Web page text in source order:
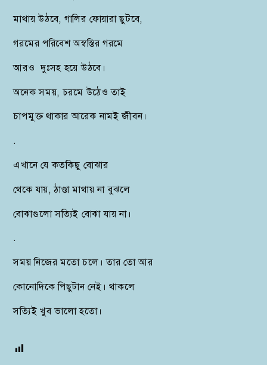
মাথায় উঠবে, গালির ফোয়ারা ছুটবে,
গরমের পরিবেশ অস্বস্তির গরমে
আরও দুঃসহ হয়ে উঠবে।
অনেক সময়, চরমে উঠেও তাই
চাপমুক্ত থাকার আরেক নামই জীবন।
.
এখানে যে কতকিছু বোঝার
থেকে যায়, ঠাণ্ডা মাথায় না বুঝলে
বোঝাগুলো সত্যিই বোঝা যায় না।
.
সময় নিজের মতো চলে। তার তো আর
কোনোদিকে পিছুটান নেই। থাকলে
সত্যিই খুব ভালো হতো।